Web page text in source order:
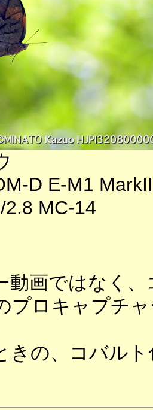
D E-M1
2.8 MC-14
動画ではなく
プロキャプチ
きの、コバル